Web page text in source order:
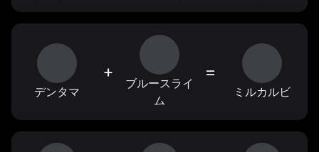
デンタマ
+
ブルースライ
ム
=
ミルカルビ